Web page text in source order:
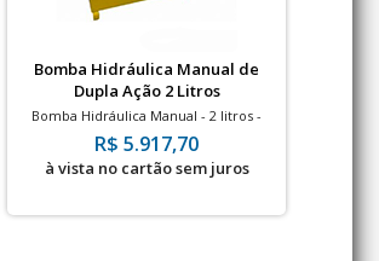
Bomba Hidráulica Manual de
Dupla Ação 2 Litros
Bomba Hidráulica Manual - 2 litros -
700bar -Dupla Ação
R$ 5.917,70
à vista no cartão sem juros